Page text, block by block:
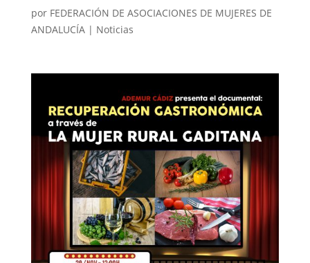
por FEDERACIÓN DE ASOCIACIONES DE MUJERES DE
ANDALUCÍA| Noticias